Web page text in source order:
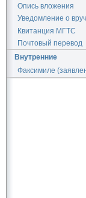
Опись вложения
Уведомление о
Квитанция МГТС
Почтовый перевод
Внутренние
Факсимиле